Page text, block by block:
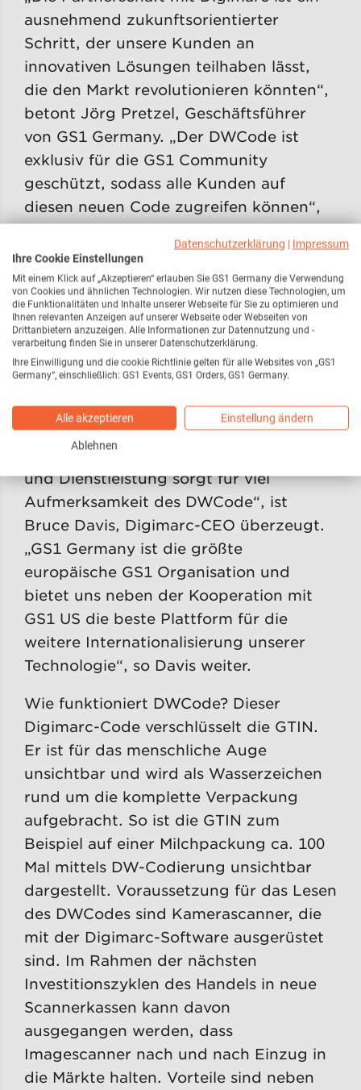
ausnehmend zukunftsorientierter
Schritt, der unsere Kunden an
innovativen Lösungen teilhaben lässt,
die den Markt revolutionieren könnten“,
betont Jörg Pretzel, Geschäftsführer
von GS1 Germany. „Der DWCode ist
exklusiv für die GS1 Community
geschützt, sodass alle Kunden auf
diesen neuen Code zugreifen können“,
so Pretzel weiter.
Als GS1 Germany Solution Provider
bringt Digimarc einen Use Case ins
Knowledge Center, in dem Live-
Komponenten die Standards und
Lösungen von GS1 demonstrieren,
testen und für alle interessierten
Unternehmen erlebbar machen. „Allein
die Besucherzahl von jährlich mehr als
25.000 Vertretern aus Handel, Industrie
und Dienstleistung sorgt für viel
Aufmerksamkeit des DWCode“, ist
Bruce Davis, Digimarc-CEO überzeugt.
„GS1 Germany ist die größte
europäische GS1 Organisation und
bietet uns neben der Kooperation mit
GS1 US die beste Plattform für die
weitere Internationalisierung unserer
Technologie“, so Davis weiter.
Wie funktioniert DWCode? Dieser
Digimarc-Code verschlüsselt die GTIN.
Er ist für das menschliche Auge
unsichtbar und wird als Wasserzeichen
rund um die komplette Verpackung
aufgebracht. So ist die GTIN zum
Beispiel auf einer Milchpackung ca. 100
Mal mittels DW-Codierung unsichtbar
dargestellt. Voraussetzung für das Lesen
des DWCodes sind Kamerascanner, die
mit der Digimarc-Software ausgerüstet
sind. Im Rahmen der nächsten
Investitionszyklen des Handels in neue
Scannerkassen kann davon
ausgegangen werden, dass
Imagescanner nach und nach Einzug in
die Märkte halten. Vorteile sind neben
Datenschutzerklärung | Impressum
Ihre Cookie Einstellungen
Mit einem Klick auf „Akzeptieren“ erlauben Sie GS1 Germany die Verwendung
von Cookies und ähnlichen Technologien. Wir nutzen diese Technologien, um
die Funktionalitäten und Inhalte unserer Webseite für Sie zu optimieren und
Ihnen relevanten Anzeigen auf unserer Webseite oder Webseiten von
Drittanbietern anzuzeigen. Alle Informationen zur Datennutzung und -
verarbeitung finden Sie in unserer Datenschutzerklärung.
Ihre Einwilligung und die cookie Richtlinie gelten für alle Websites von „GS1
Germany“, einschließlich: GS1 Events, GS1 Orders, GS1 Germany.
Alle akzeptieren Einstellung ändern
Ablehnen